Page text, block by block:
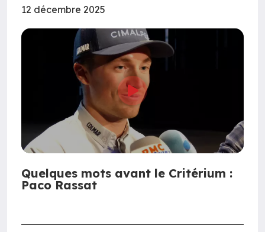
12 décembre 2025
Quelques mots avant le Critérium :
Paco Rassat